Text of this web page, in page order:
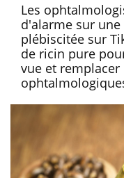
Les
d'alarme sur
plébiscitée sur
de ricin pure
vue et